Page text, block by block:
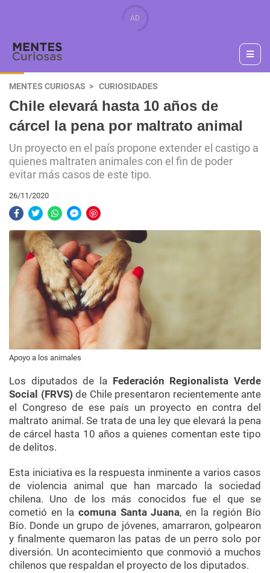
MENTES CURIOSAS CURIOSIDADES
Chile elevará hasta 10 años de
cárcel la pena por maltrato animal
Un proyecto en el país propone extender el castigo a
quienes maltraten animales con el fin de poder
evitar más casos de este tipo.
26/11/2020
Apoyo a los animales
Los diputados de la Federación Regionalista Verde
Social (FRVS) de Chile presentaron recientemente ante
el Congreso de ese país un proyecto en contra del
maltrato animal. Se trata de una ley que elevará la pena
de cárcel hasta 10 años a quienes comentan este tipo
de delitos.
Esta iniciativa es la respuesta inminente a varios casos
de violencia animal que han marcado la sociedad
chilena. Uno de los más conocidos fue el que se
cometió en lacomuna Santa Juana, en la región Bío
Bío. Donde un grupo de jóvenes, amarraron, golpearon
y finalmente quemaron las patas de un perro solo por
diversión. Un acontecimiento que conmovió a muchos
chilenos que respaldan el proyecto de los diputados.